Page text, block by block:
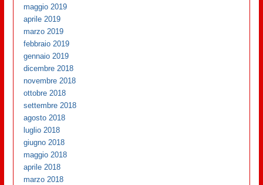
maggio 2019
aprile 2019
marzo 2019
febbraio 2019
gennaio 2019
dicembre 2018
novembre 2018
ottobre 2018
settembre 2018
agosto 2018
luglio 2018
giugno 2018
maggio 2018
aprile 2018
marzo 2018